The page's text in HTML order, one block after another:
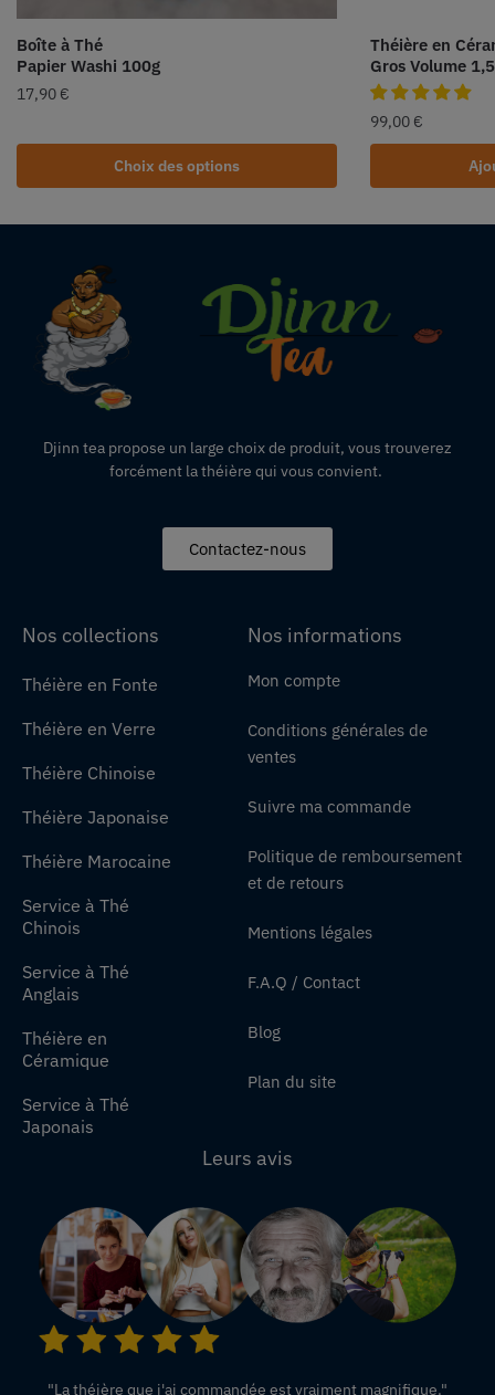
Boîte à Thé
Papier Washi 100g
17,90 €
Choix des options
Théière en
Gros Volume
99,00 €
Djinn tea propose un large choix de produit, vous trouverez
forcément la théière qui vous convient.
Contactez-nous
Nos collections
Théière en Fonte
Théière en Verre
Théière Chinoise
Théière Japonaise
Théière Marocaine
Service à Thé
Chinois
Service à Thé
Anglais
Théière en
Céramique
Service à Thé
Japonais
Nos informations
Mon compte
Conditions générales de
ventes
Suivre ma commande
Politique de remboursement
et de retours
Mentions légales
F.A.Q / Contact
Blog
Plan du site
Leurs avis
"La théière que j'ai commandée est vraiment magnifique."